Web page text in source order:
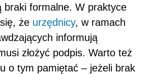
braki formalne. W praktyce
że urzędnicy, w ramach
informują
złożyć podpis. Warto też
o tym pamiętać – jeżeli brak